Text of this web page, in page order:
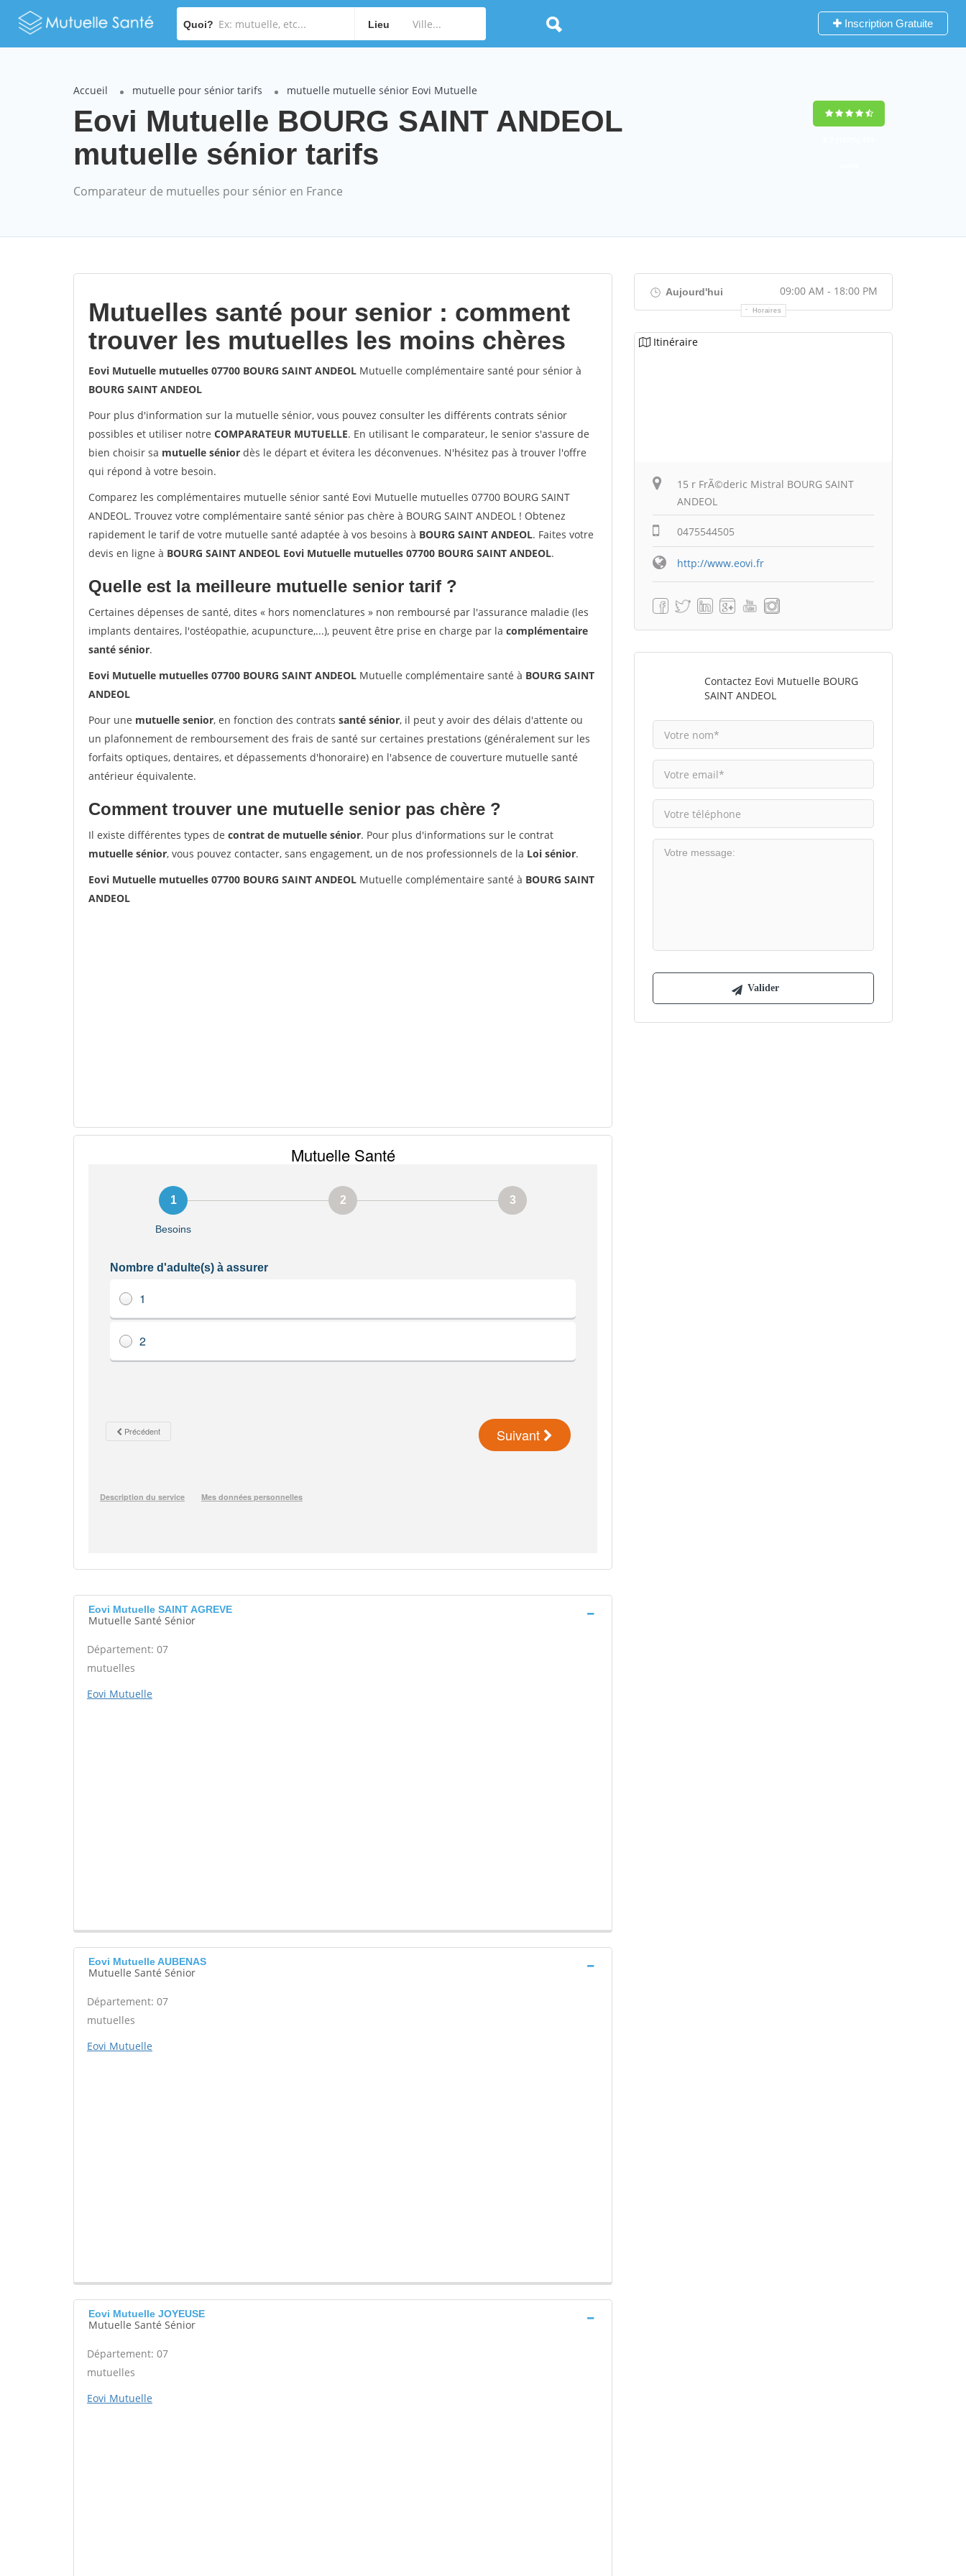
Quoi? Lieu Inscription Gratuite
Accueil mutuelle pour sénior tarifs mutuelle mutuelle sénior Eovi Mutuelle
Eovi Mutuelle BOURG SAINT ANDEOL
mutuelle sénior tarifs
Comparateur de mutuelles pour sénior en France
Mutuelles santé pour senior : comment
trouver les mutuelles les moins chères
Eovi Mutuelle mutuelles 07700 BOURG SAINT ANDEOL Mutuelle complémentaire santé pour sénior à
BOURG SAINT ANDEOL
Pour plus d'information sur la mutuelle sénior, vous pouvez consulter les différents contrats sénior
possibles et utiliser notre COMPARATEUR MUTUELLE. En utilisant le comparateur, le senior s'assure de
bien choisir sa mutuelle sénior dès le départ et évitera les déconvenues. N'hésitez pas à trouver l'offre
qui répond à votre besoin.
Comparez les complémentaires mutuelle sénior santé Eovi Mutuelle mutuelles 07700 BOURG SAINT
ANDEOL. Trouvez votre complémentaire santé sénior pas chère à BOURG SAINT ANDEOL ! Obtenez
rapidement le tarif de votre mutuelle santé adaptée à vos besoins à BOURG SAINT ANDEOL. Faites votre
devis en ligne à BOURG SAINT ANDEOL Eovi Mutuelle mutuelles 07700 BOURG SAINT ANDEOL.
Quelle est la meilleure mutuelle senior tarif ?
Certaines dépenses de santé, dites « hors nomenclatures » non remboursé par l'assurance maladie (les
implants dentaires, l'ostéopathie, acupuncture,...), peuvent être prise en charge par la complémentaire
santé sénior.
Eovi Mutuelle mutuelles 07700 BOURG SAINT ANDEOL Mutuelle complémentaire santé à BOURG SAINT
ANDEOL
Pour une mutuelle senior, en fonction des contrats santé sénior, il peut y avoir des délais d'attente ou
un plafonnement de remboursement des frais de santé sur certaines prestations (généralement sur les
forfaits optiques, dentaires, et dépassements d'honoraire) en l'absence de couverture mutuelle santé
antérieur équivalente.
Comment trouver une mutuelle senior pas chère ?
Il existe différentes types de contrat de mutuelle sénior. Pour plus d'informations sur le contrat
mutuelle sénior, vous pouvez contacter, sans engagement, un de nos professionnels de la Loi sénior.
Eovi Mutuelle mutuelles 07700 BOURG SAINT ANDEOL Mutuelle complémentaire santé à BOURG SAINT
ANDEOL
Eovi Mutuelle SAINT AGREVE
Mutuelle Santé Sénior
Département: 07
mutuelles
Eovi Mutuelle
Eovi Mutuelle AUBENAS
Mutuelle Santé Sénior
Département: 07
mutuelles
Eovi Mutuelle
Eovi Mutuelle JOYEUSE
Mutuelle Santé Sénior
Département: 07
mutuelles
Eovi Mutuelle
Aujourd'hui 09:00 AM - 18:00 PM
Horaires
Itinéraire
15 r FrÃ©deric Mistral BOURG SAINT
ANDEOL
0475544505
http://www.eovi.fr
Contactez Eovi Mutuelle BOURG
SAINT ANDEOL